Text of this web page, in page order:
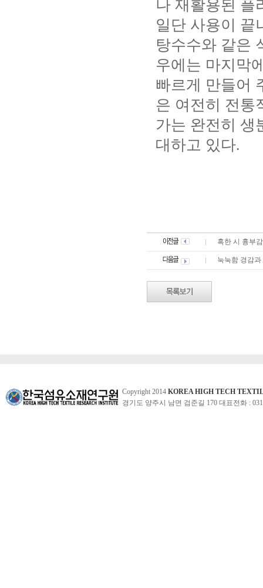
나 재활용된 플
일단 사용이 끝
탕수수와 같은
우에는 마지막
빠르게 만들어
은 여전히 전통
가는 완전히 생
대하고 있다.
혹한 시 흉부
눅눅함 경감
Copyright 2014 KOREA HIGH TECH
경기도 양주시 남면 검준길 170 대표전화 :